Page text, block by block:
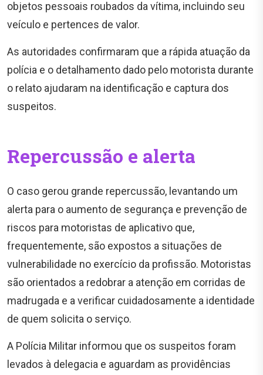
objetos pessoais roubados da vítima, incluindo seu
veículo e pertences de valor.
As autoridades confirmaram que a rápida atuação da
polícia e o detalhamento dado pelo motorista durante
o relato ajudaram na identificação e captura dos
suspeitos.
Repercussão e alerta
O caso gerou grande repercussão, levantando um
alerta para o aumento de segurança e prevenção de
riscos para motoristas de aplicativo que,
frequentemente, são expostos a situações de
vulnerabilidade no exercício da profissão. Motoristas
são orientados a redobrar a atenção em corridas de
madrugada e a verificar cuidadosamente a identidade
de quem solicita o serviço.
A Polícia Militar informou que os suspeitos foram
levados à delegacia e aguardam as providências